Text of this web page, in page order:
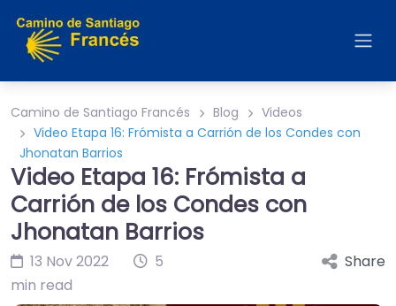
Camino de Santiago Francés Blog
Videos
Video Etapa 16: Frómista a Carrión de los Condes con
Jhonatan Barrios
Video Etapa 16: Frómista a
Carrión de los Condes con
Jhonatan Barrios
13 Nov 2022
5
min read
Share